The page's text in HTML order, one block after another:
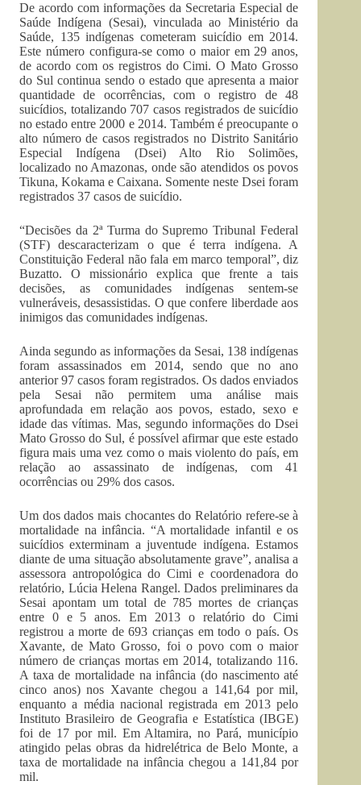
De acordo com informações da Secretaria Especial de
Saúde Indígena (Sesai), vinculada ao Ministério da
Saúde, 135 indígenas cometeram suicídio em 2014.
Este número configura-se como o maior em 29 anos,
de acordo com os registros do Cimi. O Mato Grosso
do Sul continua sendo o estado que apresenta a maior
quantidade de ocorrências, com o registro de 48
suicídios, totalizando 707 casos registrados de suicídio
no estado entre 2000 e 2014. Também é preocupante o
alto número de casos registrados no Distrito Sanitário
Especial Indígena (Dsei) Alto Rio Solimões,
localizado no Amazonas, onde são atendidos os povos
Tikuna, Kokama e Caixana. Somente neste Dsei foram
registrados 37 casos de suicídio.
“Decisões da 2ª Turma do Supremo Tribunal Federal
(STF) descaracterizam o que é terra indígena. A
Constituição Federal não fala em marco temporal”, diz
Buzatto. O missionário explica que frente a tais
decisões, as comunidades indígenas sentem-se
vulneráveis, desassistidas. O que confere liberdade aos
inimigos das comunidades indígenas.
Ainda segundo as informações da Sesai, 138 indígenas
foram assassinados em 2014, sendo que no ano
anterior 97 casos foram registrados. Os dados enviados
pela Sesai não permitem uma análise mais
aprofundada em relação aos povos, estado, sexo e
idade das vítimas. Mas, segundo informações do Dsei
Mato Grosso do Sul, é possível afirmar que este estado
figura mais uma vez como o mais violento do país, em
relação ao assassinato de indígenas, com 41
ocorrências ou 29% dos casos.
Um dos dados mais chocantes do Relatório refere-se à
mortalidade na infância. “A mortalidade infantil e os
suicídios exterminam a juventude indígena. Estamos
diante de uma situação absolutamente grave”, analisa a
assessora antropológica do Cimi e coordenadora do
relatório, Lúcia Helena Rangel. Dados preliminares da
Sesai apontam um total de 785 mortes de crianças
entre 0 e 5 anos. Em 2013 o relatório do Cimi
registrou a morte de 693 crianças em todo o país. Os
Xavante, de Mato Grosso, foi o povo com o maior
número de crianças mortas em 2014, totalizando 116.
A taxa de mortalidade na infância (do nascimento até
cinco anos) nos Xavante chegou a 141,64 por mil,
enquanto a média nacional registrada em 2013 pelo
Instituto Brasileiro de Geografia e Estatística (IBGE)
foi de 17 por mil. Em Altamira, no Pará, município
atingido pelas obras da hidrelétrica de Belo Monte, a
taxa de mortalidade na infância chegou a 141,84 por
mil.